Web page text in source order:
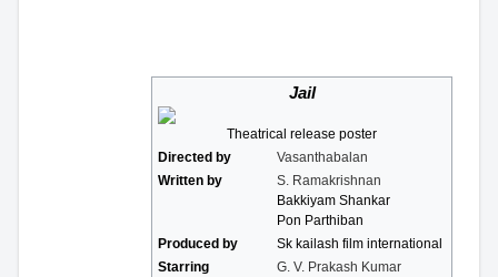
Jail
Theatrical release poster
Directed by
Vasanthabalan
Written by
S. Ramakrishnan
Bakkiyam Shankar
Pon Parthiban
Produced by
Sk kailash film international
Starring
G. V. Prakash Kumar